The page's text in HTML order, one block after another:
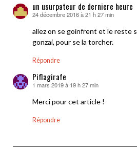
un usurpateur de derniere heure
dit :
24 décembre 2016 à 21 h 27 min
allez on se goinfrent et le reste
gonzai, pour se la torcher.
Répondre
Piflagirafe
dit :
1 mars 2019 à 19 h 27 min
Merci pour cet article !
Répondre